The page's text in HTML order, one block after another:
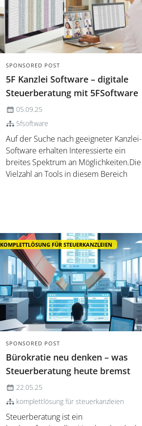
SPONSORED POST
5F Kanzlei Software – digitale
Steuerberatung mit 5FSoftware
05.09.25
5fsoftware
Auf der Suche nach geeigneter Kanzlei-
Software erhalten Interessierte ein
breites Spektrum an Möglichkeiten.Die
Vielzahl an Tools in diesem Bereich
zu un...
KOMPLETTLÖSUNG FÜR STEUERKANZLEIEN
SPONSORED POST
Bürokratie neu denken – was
Steuerberatung heute bremst
22.05.25
komplettlösung für steuerkanzleien
Steuerberatung ist ein